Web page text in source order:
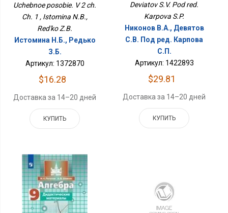
Uchebnoe posobie. V 2 ch.
Ch. 1 , Istomina N.B.,
Red'ko Z.B.
Истомина Н.Б., Редько
З.Б.
Артикул: 1372870
$16.28
Доставка за 14–20 дней
КУПИТЬ
Deviatov S.V. Pod red.
Karpova S.P.
Никонов В.А., Девятов
С.В. Под ред. Карпова
С.П.
Артикул: 1422893
$29.81
Доставка за 14–20 дней
КУПИТЬ